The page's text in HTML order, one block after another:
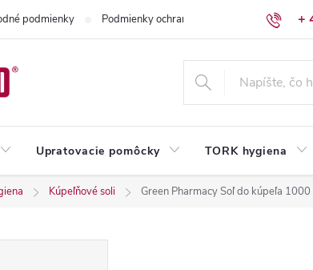
+
podmienky Podmienky ochrany osobných údajov
Upratovacie pomôcky TORK hygiena
Kúpeľňové soli Green Pharmacy Soľ do kúpeľa